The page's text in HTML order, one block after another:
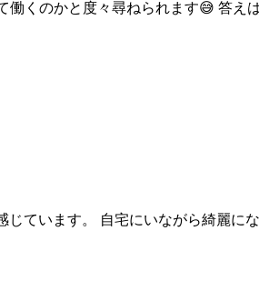
働くのかと度々尋ねられます😅 答え
じています。 自宅にいながら綺麗に